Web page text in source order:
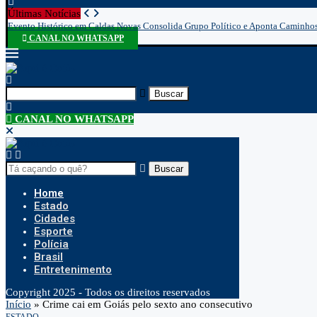
Últimas Notícias
Evento Histórico em Caldas Novas Consolida Grupo Político e Aponta
CANAL NO WHATSAPP
Buscar
CANAL NO WHATSAPP
Buscar
Home
Estado
Cidades
Esporte
Polícia
Brasil
Entretenimento
Copyright 2025 - Todos os direitos reservados
Início » Crime cai em Goiás pelo sexto ano consecutivo